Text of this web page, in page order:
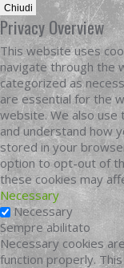
Chiudi
Privacy Overview
This website uses
navigate through the
categorized as
are essential for the
website. We also use
and understand how
stored in your
option to opt-out of
these cookies may
Necessary
Necessary
Sempre abilitato
Necessary cookies
function properly.